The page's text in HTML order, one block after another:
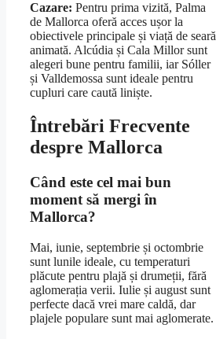
Cazare: Pentru prima vizită, Palma
de Mallorca oferă acces ușor la
obiectivele principale și viață de seară
animată. Alcúdia și Cala Millor sunt
alegeri bune pentru familii, iar Sóller
și Valldemossa sunt ideale pentru
cupluri care caută liniște.
Întrebări Frecvente
despre Mallorca
Când este cel mai bun
moment să mergi în
Mallorca?
Mai, iunie, septembrie și octombrie
sunt lunile ideale, cu temperaturi
plăcute pentru plajă și drumeții, fără
aglomerația verii. Iulie și august sunt
perfecte dacă vrei mare caldă, dar
plajele populare sunt mai aglomerate.